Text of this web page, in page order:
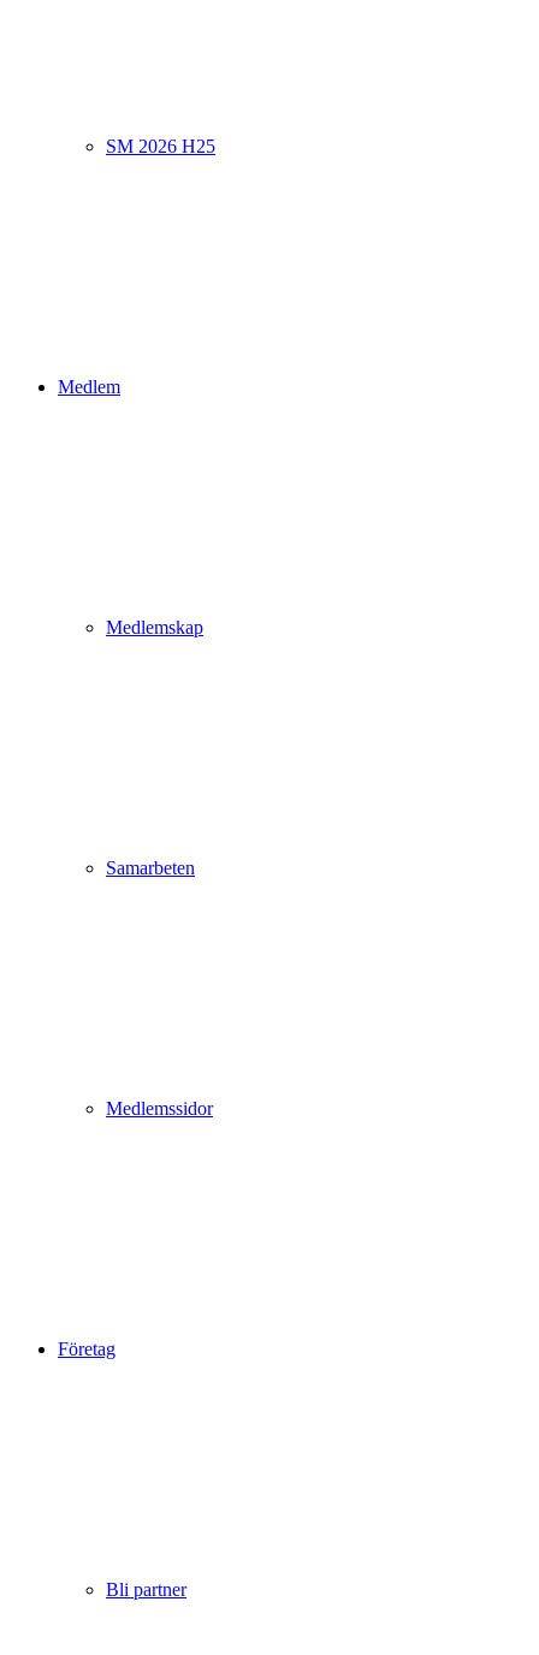
SM 2026 H25
Medlem
Medlemskap
Samarbeten
Medlemssidor
Företag
Bli partner